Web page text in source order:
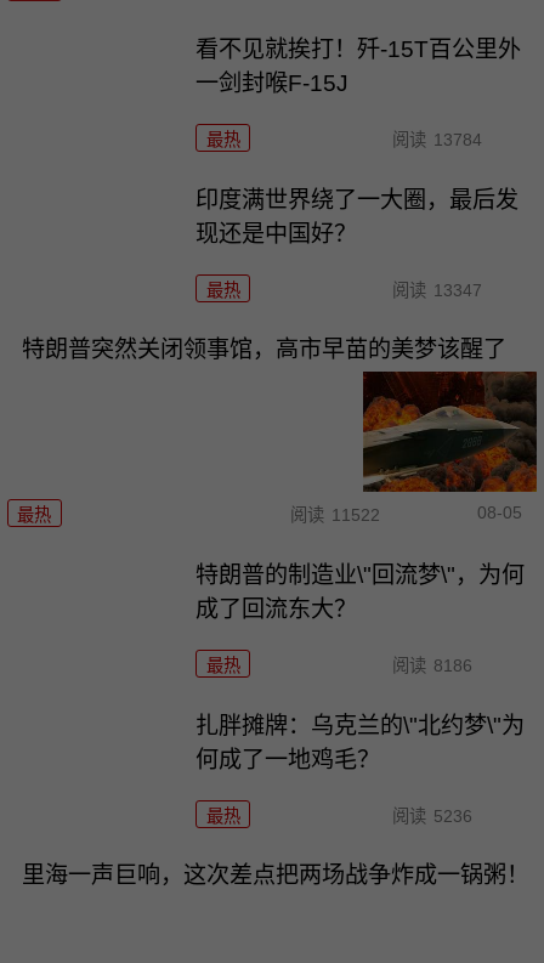
看不见就挨打！歼-15T百公里外
一剑封喉F-15J
最热 阅读 13784
印度满世界绕了一大圈，最后发
现还是中国好？
最热 阅读 13347
特朗普突然关闭领事馆，高市早苗的美梦该醒了
最热 阅读 11522 08-05
特朗普的制造业\"回流梦\"，为何
成了回流东大？
最热 阅读 8186
扎胖摊牌：乌克兰的\"北约梦\"为
何成了一地鸡毛？
最热 阅读 5236
里海一声巨响，这次差点把两场战争炸成一锅粥！